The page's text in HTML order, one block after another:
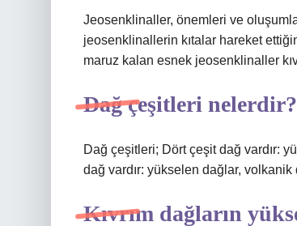
Jeosenklinaller, önemleri ve
jeosenklinallerin kıtalar hareket
maruz kalan esnek jeosenklinaller
Dağ çeşitleri nelerdir?
Dağ çeşitleri; Dört çeşit dağ vardır:
dağ vardır: yükselen dağlar, volkanik
Kıvrım dağların